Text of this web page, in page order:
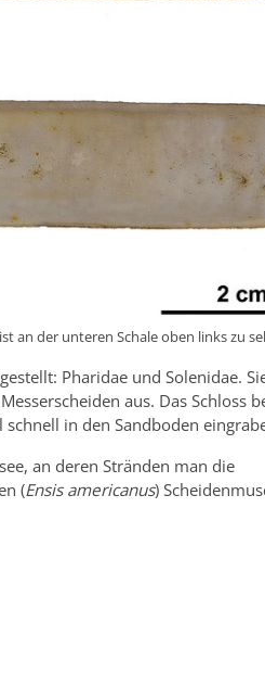
an der unteren Schale oben links zu
Pharidae und Solenidae.
aus. Das Schloss
in den Sandboden
an deren Stränden man die
(Ensis americanus)